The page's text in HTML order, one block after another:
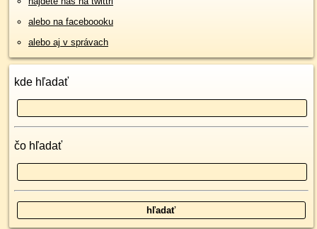
alebo na faceboooku
alebo aj v správach
kde hľadať
čo hľadať